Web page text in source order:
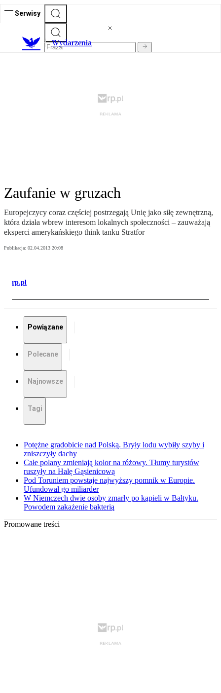
Serwisy
Wydarzenia
Zaufanie w gruzach
Europejczycy coraz częściej postrzegają Unię jako siłę zewnętrzną,
która działa wbrew interesom lokalnych społeczności – zauważają
eksperci amerykańskiego think tanku Stratfor
Publikacja: 02.04.2013 20:08
rp.pl
Powiązane
Polecane
Najnowsze
Tagi
Potężne gradobicie nad Polską. Bryły lodu wybiły szyby i
zniszczyły dachy
Całe polany zmieniają kolor na różowy. Tłumy turystów
ruszyły na Halę Gąsienicową
Pod Toruniem powstaje najwyższy pomnik w Europie.
Ufundował go miliarder
W Niemczech dwie osoby zmarły po kąpieli w Bałtyku.
Powodem zakażenie bakterią
Promowane treści